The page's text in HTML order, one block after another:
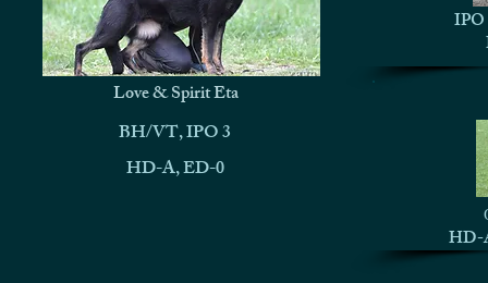
Love & Spirit Eta
BH/VT, IPO 3
HD-A, ED-0
HD-